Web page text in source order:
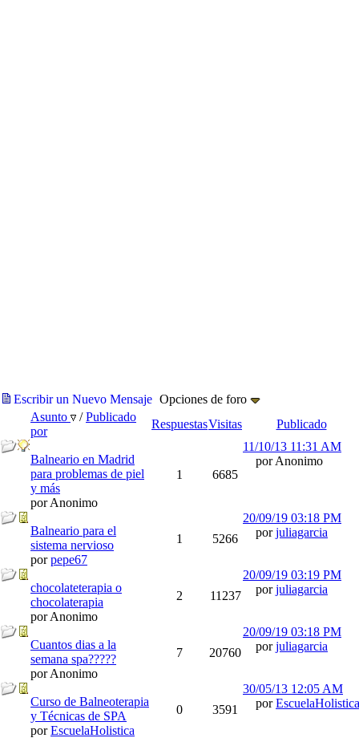
Escribir un Nuevo Mensaje Opciones de foro
Asunto
/Publicado
por
RespuestasVisitas Publicado
Balneario en Madrid
para problemas de piel
y más
por Anonimo
1 6685
11/10/13 11:31 AM
por Anonimo
Balneario para el
sistema nervioso
porpepe67
1 5266
20/09/19 03:18 PM
porjuliagarcia
chocolateterapia o
chocolaterapia
por Anonimo
2 11237
20/09/19 03:19 PM
porjuliagarcia
Cuantos dias a la
semana spa?????
por Anonimo
7 20760
20/09/19 03:18 PM
porjuliagarcia
Curso de Balneoterapia
y Técnicas de SPA
porEscuelaHolistica
0 3591
30/05/13 12:05 AM
porEscuelaHolistica